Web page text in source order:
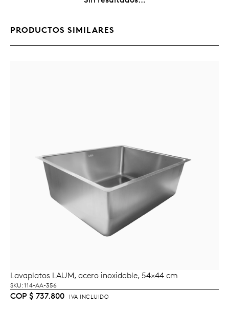
PRODUCTOS SIMILARES
LEER MÁS
Lavaplatos LAUM, acero inoxidable, 54×44 cm
SKU: 114-AA-356
COP $ 737.800 IVA INCLUIDO